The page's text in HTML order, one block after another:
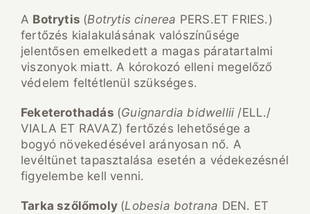
A Botrytis (Botrytis cinerea PERS.ET FRIES.)
fertőzés kialakulásának valószínűsége
jelentősen emelkedett a magas páratartalmi
viszonyok miatt. A kórokozó elleni megelőző
védelem feltétlenül szükséges.
Feketerothadás (Guignardia bidwellii /ELL./
VIALA ET RAVAZ) fertőzés lehetősége a
bogyó növekedésével arányosan nő. A
levéltünet tapasztalása esetén a védekezésnél
figyelembe kell venni.
Tarka szőlőmoly (Lobesia botrana DEN. ET